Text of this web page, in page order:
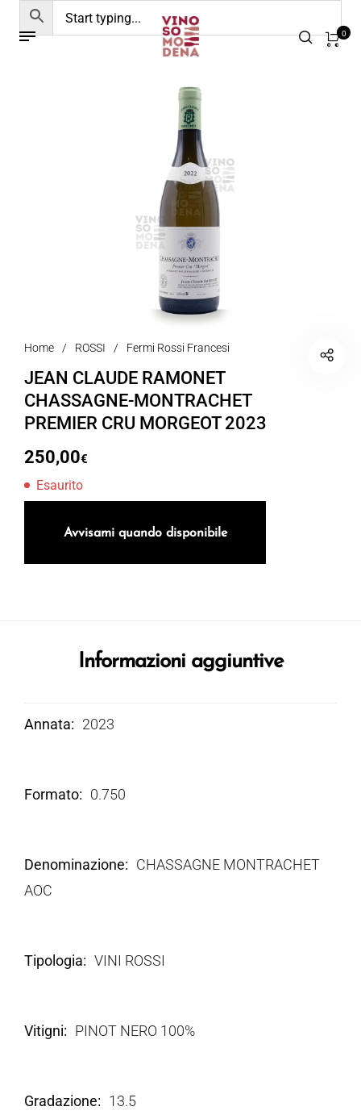
0
Home / ROSSI / Fermi Rossi Francesi
JEAN CLAUDE RAMONET
CHASSAGNE-MONTRACHET
PREMIER CRU MORGEOT 2023
250,00€
Esaurito
Avvisami quando disponibile
Informazioni aggiuntive
Annata 2023
Formato 0.750
Denominazione
CHASSAGNE MONTRACHET
AOC
Tipologia VINI ROSSI
Vitigni PINOT NERO 100%
Gradazione 13.5